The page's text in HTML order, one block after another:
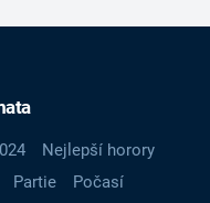
Nejlepší horory
Partie
Počasí